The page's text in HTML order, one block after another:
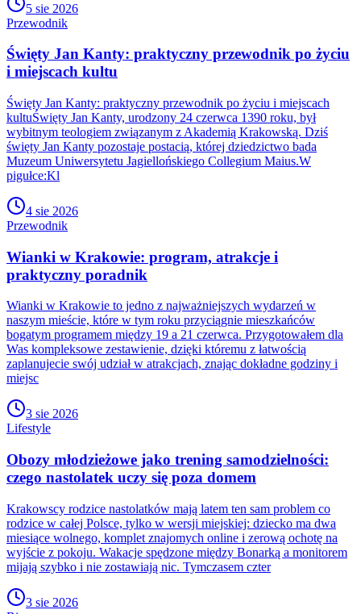
5 sie 2026
Przewodnik
Święty Jan Kanty: praktyczny przewodnik po życiu
i miejscach kultu
Święty Jan Kanty: praktyczny przewodnik po życiu i miejscach
kultuŚwięty Jan Kanty, urodzony 24 czerwca 1390 roku, był
wybitnym teologiem związanym z Akademią Krakowską. Dziś
święty Jan Kanty pozostaje postacią, której dziedzictwo bada
Muzeum Uniwersytetu Jagiellońskiego Collegium Maius.W
pigułce:Kl
4 sie 2026
Przewodnik
Wianki w Krakowie: program, atrakcje i
praktyczny poradnik
Wianki w Krakowie to jedno z najważniejszych wydarzeń w
naszym mieście, które w tym roku przyciągnie mieszkańców
bogatym programem między 19 a 21 czerwca. Przygotowałem dla
Was kompleksowe zestawienie, dzięki któremu z łatwością
zaplanujecie swój udział w atrakcjach, znając dokładne godziny i
miejsc
3 sie 2026
Lifestyle
Obozy młodzieżowe jako trening samodzielności:
czego nastolatek uczy się poza domem
Krakowscy rodzice nastolatków mają latem ten sam problem co
rodzice w całej Polsce, tylko w wersji miejskiej: dziecko ma dwa
miesiące wolnego, komplet znajomych online i zerową ochotę na
wyjście z pokoju. Wakacje spędzone między Bonarką a monitorem
mijają szybko i nie zostawiają nic. Tymczasem czter
3 sie 2026